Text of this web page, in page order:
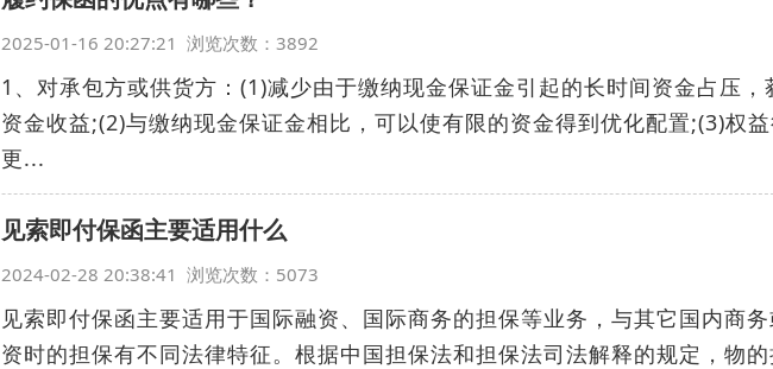
2025-01-16 20:27:21 浏览次数：3892
1、对承包方或供货方：(1)减少由于缴纳现金保证金引起的长时间资金占压，
资金收益;(2)与缴纳现金保证金相比，可以使有限的资金得到优化配置;(3)权
更...
见索即付保函主要适用什么
2024-02-28 20:38:41 浏览次数：5073
见索即付保函主要适用于国际融资、国际商务的担保等业务，与其它国内商
资时的担保有不同法律特征。根据中国担保法和担保法司法解释的规定，物